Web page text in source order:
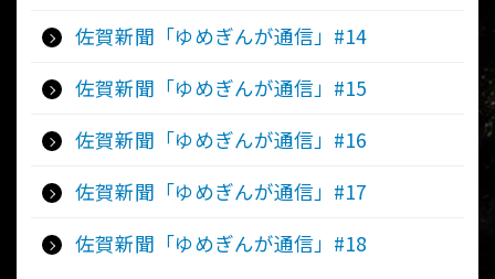
佐賀新聞「ゆめぎんが通信」#14
佐賀新聞「ゆめぎんが通信」#15
佐賀新聞「ゆめぎんが通信」#16
佐賀新聞「ゆめぎんが通信」#17
佐賀新聞「ゆめぎんが通信」#18